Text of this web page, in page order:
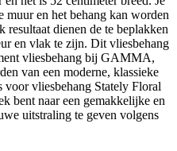
muur en het behang kan worden
resultaat dienen de te beplakken
en vlak te zijn. Dit vliesbehang
vliesbehang bij GAMMA,
van een moderne, klassieke
vliesbehang Stately Floral
bent naar een gemakkelijke en
uitstraling te geven volgens